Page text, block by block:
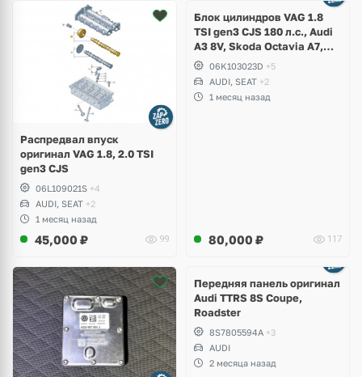
Распредвал впуск
оригинал VAG 1.8, 2.0 TSI
gen3 CJS
06L109021S +4
AUDI, SEAT +2
1 месяц назад
45,000 ₽ 99
2 фото
Блок цилиндров VAG 1.8
TSI gen3 CJS 180 л.с., Audi
A3 8V, Skoda Octavia A7,
Superb, Volkswagen Passat
B8, Golf VII Alltrack, Seat
Leon
06K103023D +5
AUDI, SEAT +2
1 месяц назад
80,000 ₽ 117
2 фото
Передняя панель оригинал
Audi TTRS 8S Coupe,
Roadster
8S7805594A +3
AUDI
2 месяца назад